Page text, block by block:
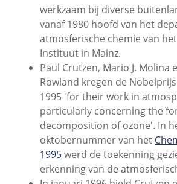
werkzaam bij diverse
vanaf 1980 hoofd van het
atmosferische chemie van
Instituut in Mainz.
Paul Crutzen, Mario J. Molina
Rowland kregen de
1995 'for their work in
particularly concerning the
decomposition of ozone'. In
oktobernummer van het
1995werd de toekenning
erkenning van de